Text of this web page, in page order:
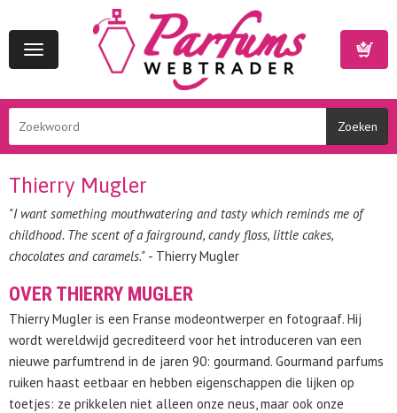
Toggle
navigation
Thierry Mugler
"I want something mouthwatering and tasty which reminds me of
childhood. The scent of a fairground, candy floss, little cakes,
chocolates and caramels." - Thierry Mugler
OVER THIERRY MUGLER
Thierry Mugler is een Franse modeontwerper en fotograaf. Hij
wordt wereldwijd gecrediteerd voor het introduceren van een
nieuwe parfumtrend in de jaren 90: gourmand. Gourmand parfums
ruiken haast eetbaar en hebben eigenschappen die lijken op
toetjes: ze prikkelen niet alleen onze neus, maar ook onze